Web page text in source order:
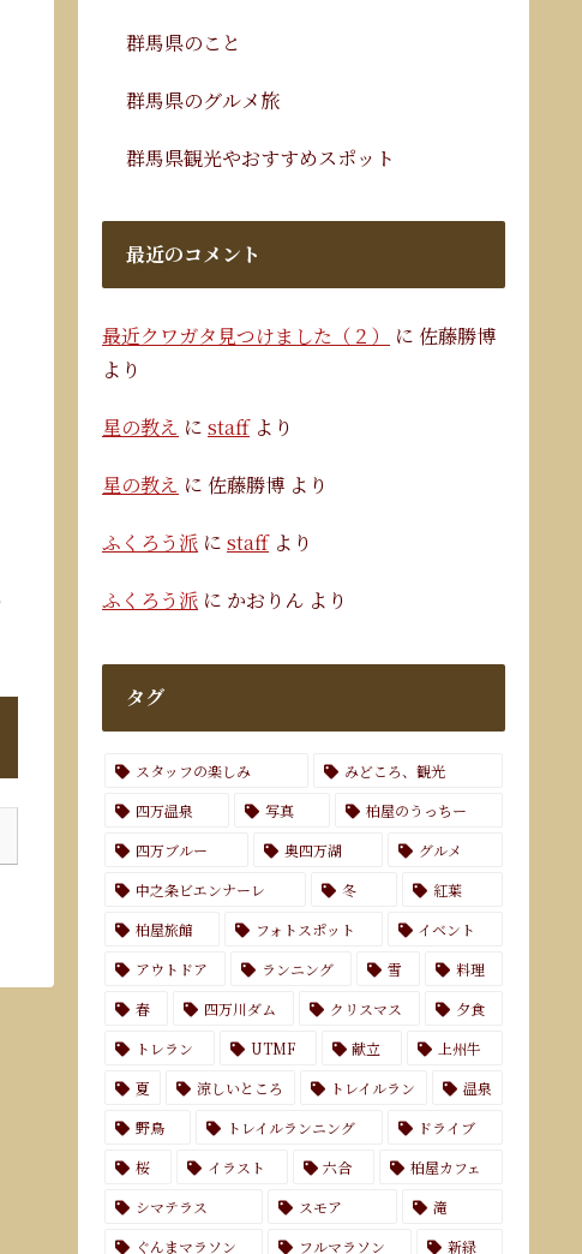
群馬県のこと
群馬県のグルメ旅
群馬県観光やおすすめスポット
最近のコメント
最近クワガタ見つけました（２） に 佐藤勝博
より
星の教え に staffより
星の教え に 佐藤勝博 より
ふくろう派 に staffより
ふくろう派 に かおりん より
タグ
スタッフの楽しみ
みどころ、観光
四万温泉
写真
柏屋のうっちー
四万ブルー
奥四万湖
グルメ
中之条ビエンナーレ
冬
紅葉
柏屋旅館
フォトスポット
イベント
アウトドア
ランニング 雪
料理
春
四万川ダム クリスマス
夕食
トレラン
UTMF 献立
上州牛
夏
涼しいところ トレイルラン
温泉
野鳥
トレイルランニング
ドライブ
桜
イラスト 六合
柏屋カフェ
シマテラス
スモア
滝
ぐんまマラソン
フルマラソン 新緑